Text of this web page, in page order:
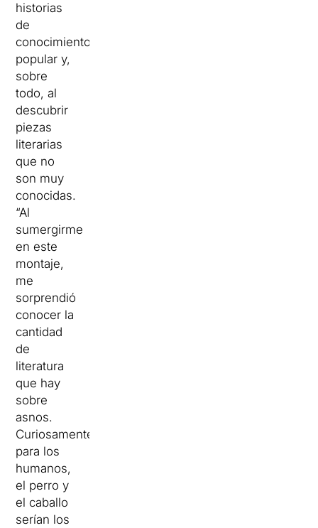
historias
de
conocimiento
popular y,
sobre
todo, al
descubrir
piezas
literarias
que no
son muy
conocidas.
“Al
sumergirme
en este
montaje,
me
sorprendió
conocer la
cantidad
de
literatura
que hay
sobre
asnos.
Curiosamente
para los
humanos,
el perro y
el caballo
serían los